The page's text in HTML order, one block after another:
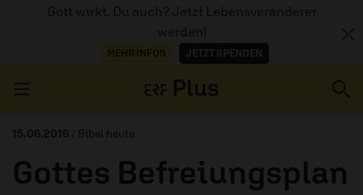
Gott wirkt. Du auch? Jetzt Lebensveränderer
werden!
MEHR INFOS JETZT SPENDEN
15.06.2016 / Bibel heute
Gottes Befreiungsplan